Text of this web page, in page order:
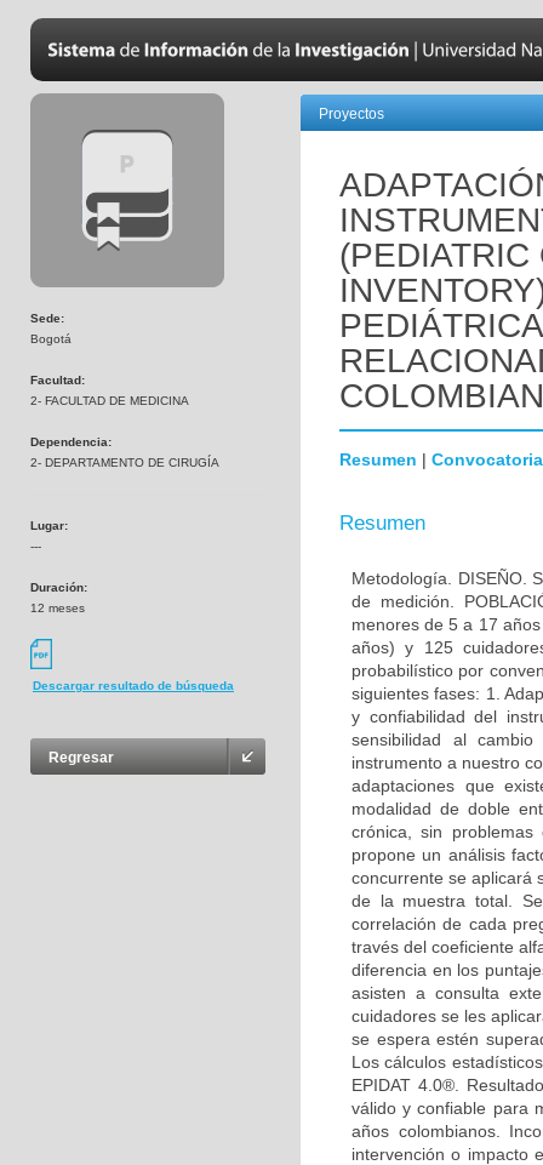
Sede:
Bogotá
Facultad:
2- FACULTAD DE MEDICINA
Dependencia:
2- DEPARTAMENTO DE CIRUGÍA
Lugar:
---
Duración:
12 meses
Descargar resultado de búsqueda
Regresar
Proyectos
Resumen | Convocatoria
Resumen
Metodología. DISEÑO.
de medición.
menores de 5 a 17
años) y 125
probabilístico por
siguientes fases: 1.
y confiabilidad del
sensibilidad al
instrumento a nuestro
adaptaciones que
modalidad de doble
crónica, sin
propone un análisis
concurrente se aplicará
de la muestra total.
correlación de cada
través del coeficiente
diferencia en los
asisten a consulta
cuidadores se les
se espera estén
Los cálculos
EPIDAT 4.0®.
válido y confiable para
años colombianos.
intervención o impacto